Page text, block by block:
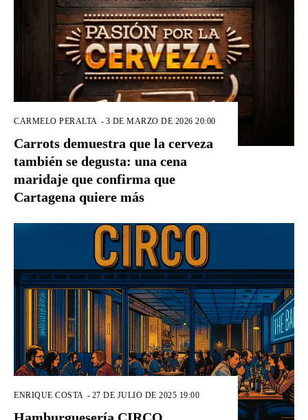
CARMELO PERALTA - 3 DE MARZO DE 2026 20:00
Carrots demuestra que la cerveza
también se degusta: una cena
maridaje que confirma que
Cartagena quiere más
ENRIQUE COSTA - 27 DE JULIO DE 2025 19:00